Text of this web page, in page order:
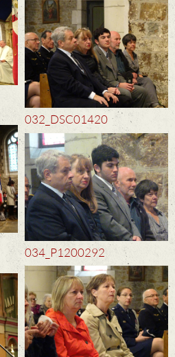
032_DSC01420
034_P1200292